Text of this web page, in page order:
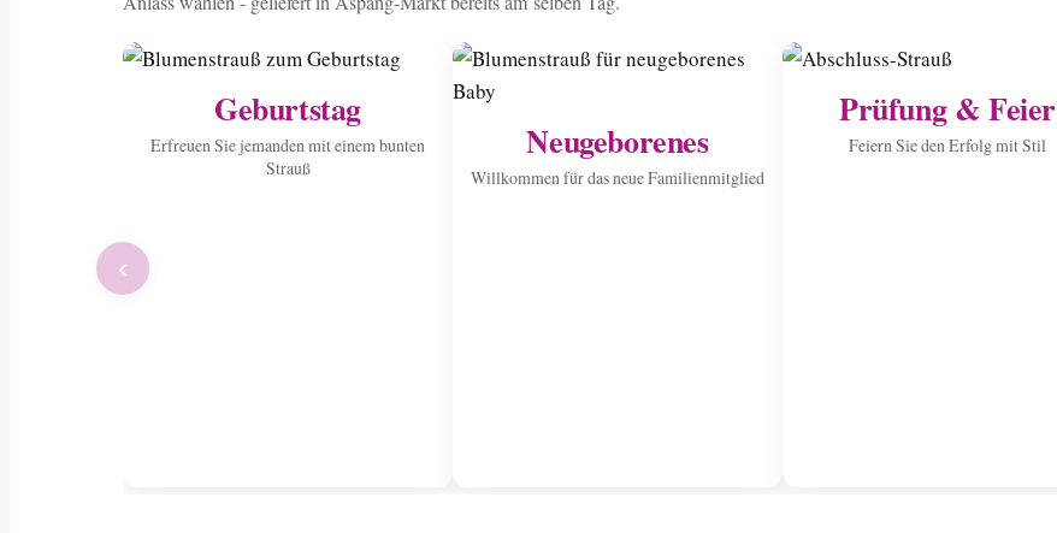
Geburtstag
Erfreuen Sie jemanden mit einem bunten
Strauß
Neugeborenes
Willkommen für das neue Familienmitglied
Prüfung & Feier
Feiern Sie den Erfolg mit Stil
‹